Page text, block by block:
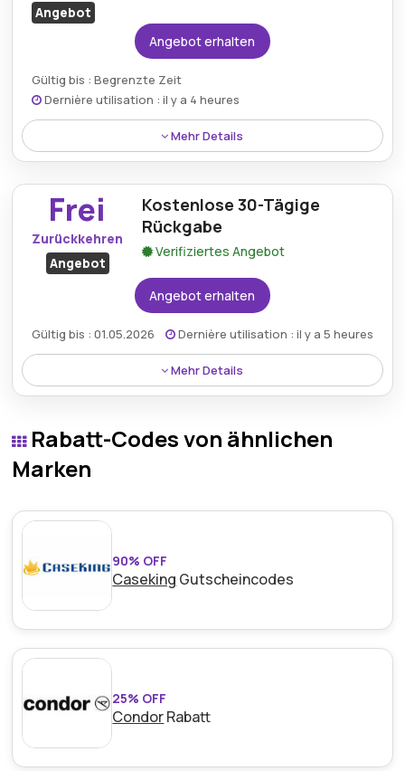
Angebot
Angebot erhalten
Gültig bis : Begrenzte Zeit
Dernière utilisation : il y a 4 heures
Mehr Details
Genießen Sie 69 % Rabatt auf den „You're A Star“-
Anhänger mit einem Gutschein von Kate Spade. Dies
ist die ideale Gelegenheit, ein bezauberndes und
stilvolles Accessoire zu einem erheblichen
Preisnachlass zu besitzen.
Frei
Zurückkehren
Angebot
Kostenlose 30-Tägige
Rückgabe
Verifiziertes Angebot
Angebot erhalten
Gültig bis : 01.05.2026 Dernière utilisation : il y a 5 heures
Mehr Details
Profitieren Sie von einem kostenlosen 30-tägigen
gewährleistet und für zusätzlichen Komfort und
Kundenzufriedenheit die Flexibilität bietet, Einkäufe
innerhalb eines Monats zurückzugeben.
Rabatt-Codes von ähnlichen
Marken
90% OFF
Caseking Gutscheincodes
25% OFF
CondorRabatt